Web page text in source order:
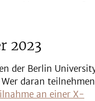
2023
der Berlin
daran teilnehmen
an einer X-